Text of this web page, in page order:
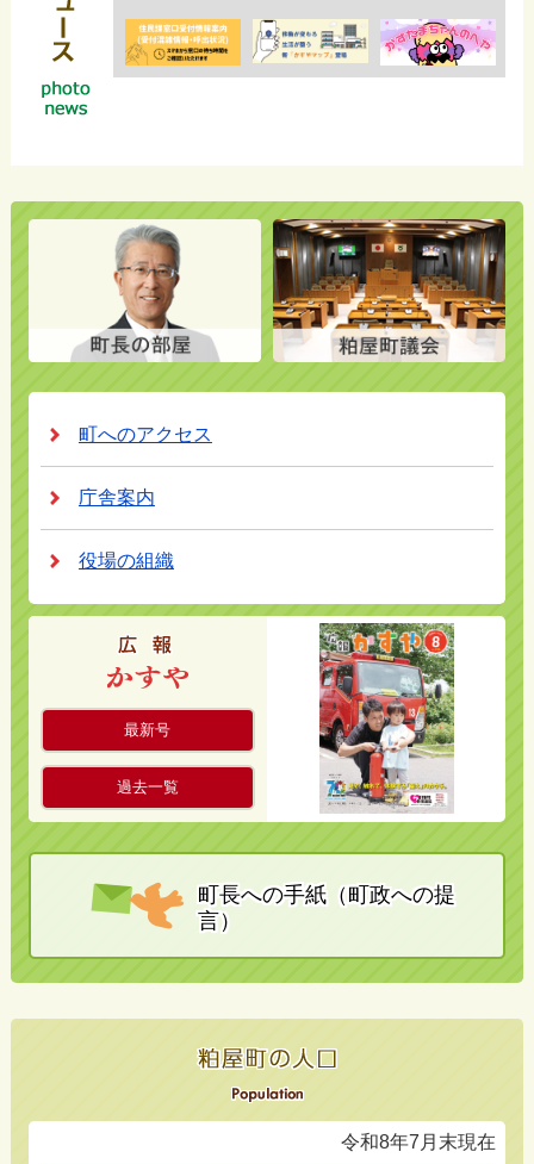
町へのアクセス
庁舎案内
役場の組織
最新号
過去一覧
町長への手紙（町政への提
言）
令和8年7月末現在